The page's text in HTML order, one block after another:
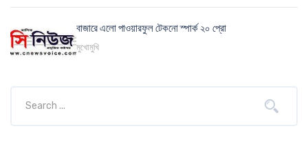
বাজারে এলো পাওয়ারফুল টেকনো স্পার্ক ২০ প্রো
মুখোমুখি